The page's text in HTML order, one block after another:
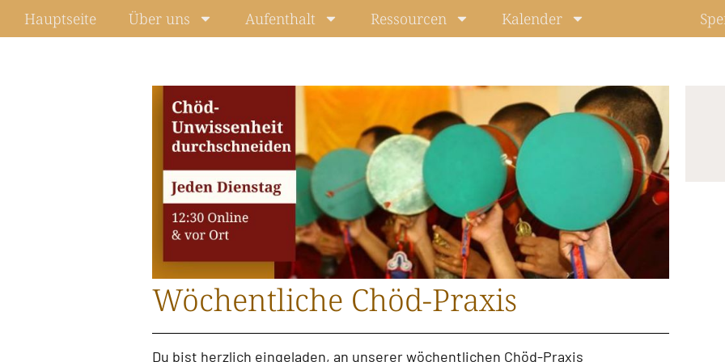
ZumHauptseite Über uns Aufenthalt Ressourcen Kalender
Wöchentliche Chöd-Praxis
Du bist herzlich eingeladen, an unsererwöchentlichen Chöd-Praxis